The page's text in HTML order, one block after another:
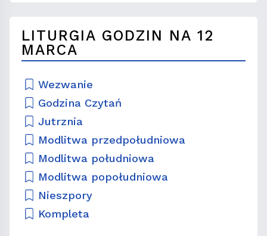
LITURGIA GODZIN NA 12
MARCA
Wezwanie
Godzina Czytań
Jutrznia
Modlitwa przedpołudniowa
Modlitwa południowa
Modlitwa popołudniowa
Nieszpory
Kompleta